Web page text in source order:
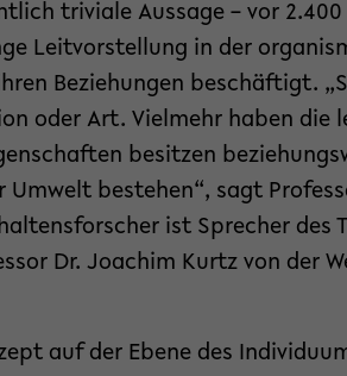
triviale Aussage – vor
Leitvorstellung in der
Beziehungen beschäftigt.
oder Art. Vielmehr haben die
besitzen
bestehen“, sagt
ist Sprecher des
Dr. Joachim Kurtz von der
auf der Ebene des